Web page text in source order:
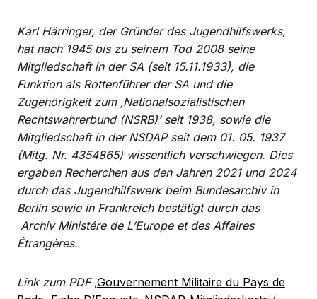
Karl Härringer, der Gründer des Jugendhilfswerks,
hat nach 1945 bis zu seinem Tod 2008 seine
Mitgliedschaft in der SA (seit 15.11.1933), die
Funktion als Rottenführer der SA und die
Zugehörigkeit zum ‚Nationalsozialistischen
Rechtswahrerbund (NSRB)‘ seit 1938, sowie die
Mitgliedschaft in der NSDAP seit dem 01. 05. 1937
(Mitg. Nr. 4354865) wissentlich verschwiegen. Dies
ergaben Recherchen aus den Jahren 2021 und 2024
durch das Jugendhilfswerk beim Bundesarchiv in
Berlin sowie in Frankreich bestätigt durch das
Archiv Ministére de L’Europe et des Affaires
Étrangères.
Link zum PDF‚Gouvernement Militaire du Pays de